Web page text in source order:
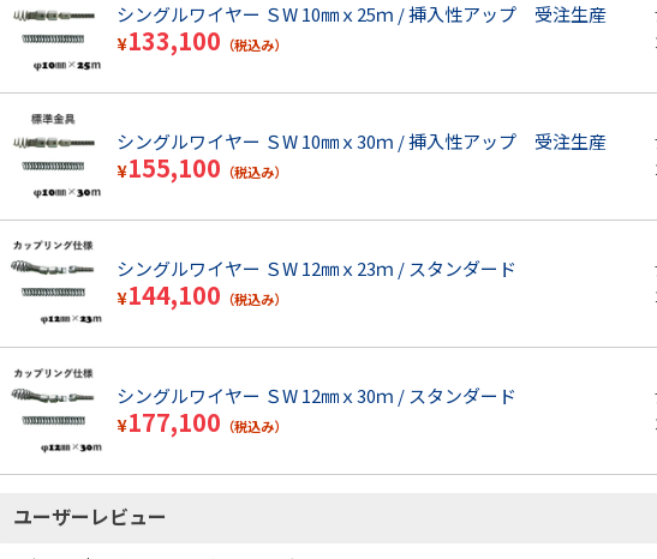
シングルワイヤー ＳW 10㎜ｘ25ｍ / 挿入性アップ 受注生産
¥133,100 （税込み）
シングルワイヤー ＳW 10㎜ｘ30ｍ / 挿入性アップ 受注生産
¥155,100 （税込み）
シングルワイヤー ＳW 12㎜ｘ23ｍ / スタンダード
¥144,100 （税込み）
シングルワイヤー ＳW 12㎜ｘ30ｍ / スタンダード
¥177,100 （税込み）
ユーザーレビュー